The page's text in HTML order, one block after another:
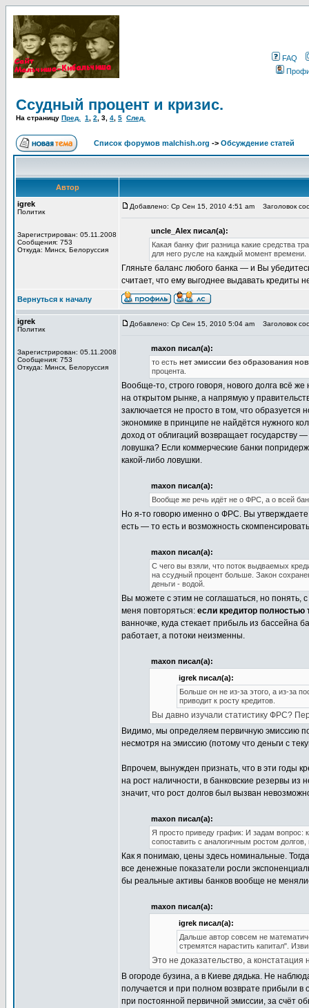
FAQ
Ссудный процент и кризис.
На страницу Пред. 1 2 3 4 5 След.
Список форумов malchish.org -> Обсуждение статей
Автор
igrek
Политик
Зарегистрирован: 05.11.2008
Сообщения: 753
Откуда: Минск, Белоруссия
Добавлено: Ср Сен 15, 2010 4:51 am Заголовок
uncle_Alex писал(а):
Какая банку фиг разница какие средства
для него русле на каждый момент времени.
Гляньте баланс любого банка — и Вы
считает, что ему выгоднее выдавать кредиты
Вернуться к началу
igrek
Политик
Зарегистрирован: 05.11.2008
Сообщения: 753
Откуда: Минск, Белоруссия
Добавлено: Ср Сен 15, 2010 5:04 am Заголовок
maxon писал(а):
то есть нет эмиссии без образования
процента.
Вообще-то, строго говоря, нового долга всё
на открытом рынке, а напрямую у
заключается не просто в том, что образуется
экономике в принципе не найдётся нужного
доход от облигаций возвращает государству
ловушка? Если коммерческие банки
какой-либо ловушки.
maxon писал(а):
Вообще же речь идёт не о ФРС, а о всей
Но я-то говорю именно о ФРС. Вы утверждаете
есть — то есть и возможность
maxon писал(а):
С чего вы взяли, что поток выдваемых
на ссудный процент больше. Закон
деньги - водой.
Вы можете с этим не соглашаться, но понять,
меня повторяться: если кредитор полностью
ванночке, куда стекает прибыль из бассейна
работает, а потоки неизменны.
maxon писал(а):
igrek писал(а):
Больше он не из-за этого, а из-за
приводит к росту кредитов.
Вы давно изучали статистику ФРС?
Видимо, мы определяем первичную эмиссию
несмотря на эмиссию (потому что деньги с
Впрочем, вынужден признать, что в эти годы
на рост наличности, в банковские резервы
значит, что рост долгов был вызван
maxon писал(а):
Я просто приведу график: И задам вопрос:
сопоставить с аналогичным ростом
Как я понимаю, цены здесь номинальные.
все денежные показатели росли
бы реальные активы банков вообще не
maxon писал(а):
igrek писал(а):
Дальше автор совсем не
стремятся нарастить капитал".
Это не доказательство, а
В огороде бузина, а в Киеве дядька. Не
получается и при полном возврате прибыли
при постоянной первичной эмиссии, за счёт